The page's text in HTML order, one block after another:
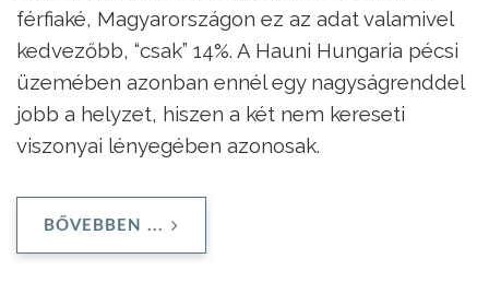
férfiaké, Magyarországon ez az adat valamivel
kedvezőbb, “csak” 14%. A Hauni Hungaria pécsi
üzemében azonban ennél egy nagyságrenddel
jobb a helyzet, hiszen a két nem kereseti
viszonyai lényegében azonosak.
BŐVEBBEN ...